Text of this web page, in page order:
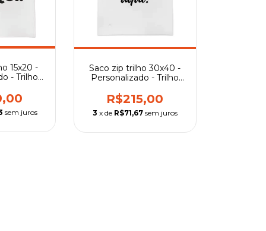
15x20 -
- Trilho
sem juros
Saco zip trilho 30x40 -
Personalizado - Trilho
R$215,00
3 x de R$71,67 sem juros